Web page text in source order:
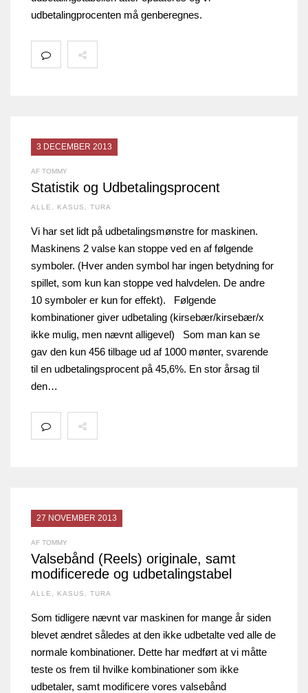
udbetalingprocenten må genberegnes.
3 DECEMBER 2013
AF TOMMY
Statistik og Udbetalingsprocent
ALLE KASUS TURA
Vi har set lidt på udbetalingsmønstre for maskinen.
Maskinens 2 valse kan stoppe ved en af følgende
symboler. (Hver anden symbol har ingen betydning for
spillet, som kun kan stoppe ved halvdelen. De andre
10 symboler er kun for effekt). Følgende
kombinationer giver udbetaling (kirsebær/kirsebær/x
ikke mulig, men nævnt alligevel) Som man kan se
gav den kun 456 tilbage ud af 1000 mønter, svarende
til en udbetalingsprocent på 45,6%. En stor årsag til
den…
27 NOVEMBER 2013
AF TOMMY
Valsebånd (Reels) originale, samt
modificerede og udbetalingstabel
ALLE KASUS TURA
Som tidligere nævnt var maskinen for mange år siden
blevet ændret således at den ikke udbetalte ved alle de
normale kombinationer. Dette har medført at vi måtte
teste os frem til hvilke kombinationer som ikke
udbetaler, samt modificere vores valsebånd